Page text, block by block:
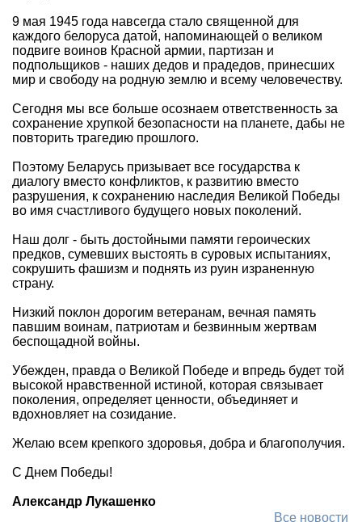
9 мая 1945 года навсегда стало священной для
каждого белоруса датой, напоминающей о великом
подвиге воинов Красной армии, партизан и
подпольщиков - наших дедов и прадедов, принесших
мир и свободу на родную землю и всему человечеству.
Сегодня мы все больше осознаем ответственность за
сохранение хрупкой безопасности на планете, дабы не
повторить трагедию прошлого.
Поэтому Беларусь призывает все государства к
диалогу вместо конфликтов, к развитию вместо
разрушения, к сохранению наследия Великой Победы
во имя счастливого будущего новых поколений.
Наш долг - быть достойными памяти героических
предков, сумевших выстоять в суровых испытаниях,
сокрушить фашизм и поднять из руин израненную
страну.
Низкий поклон дорогим ветеранам, вечная память
павшим воинам, патриотам и безвинным жертвам
беспощадной войны.
Убежден, правда о Великой Победе и впредь будет той
высокой нравственной истиной, которая связывает
поколения, определяет ценности, объединяет и
вдохновляет на созидание.
Желаю всем крепкого здоровья, добра и благополучия.
С Днем Победы!
Александр Лукашенко
Все новости